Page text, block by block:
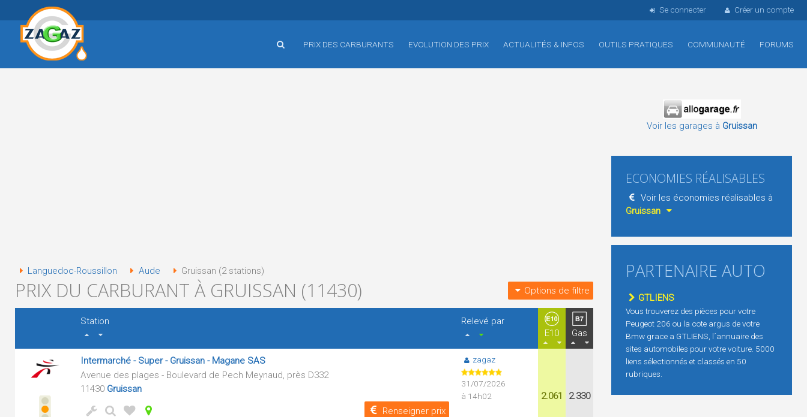
Se connecter Créer un compte
PRIX DES CARBURANTS EVOLUTION DES PRIX ACTUALITÉS & INFOS OUTILS PRATIQUES COMMUNAUTÉ FORUMS
Languedoc-Roussillon Aude Gruissan (2 stations)
PRIX DU CARBURANT À GRUISSAN (11430) Options de filtre
Station
Relevé par
E10
Gas
Intermarché - Super - Gruissan - Magane SAS
Avenue des plages - Boulevard de Pech Meynaud, près D332
11430 Gruissan
Renseigner prix
zagaz
31/07/2026
à 14h02
2.061 2.330
Voir les garages à Gruissan
ECONOMIES RÉALISABLES
Voir les économies réalisables à
Gruissan
PARTENAIRE AUTO
GTLIENS
Vous trouverez des pièces pour votre
Peugeot 206 ou la cote argus de votre
Bmw grace a GTLIENS, l´annuaire des
sites automobiles pour votre voiture. 5000
liens sélectionnés et classés en 50
rubriques.